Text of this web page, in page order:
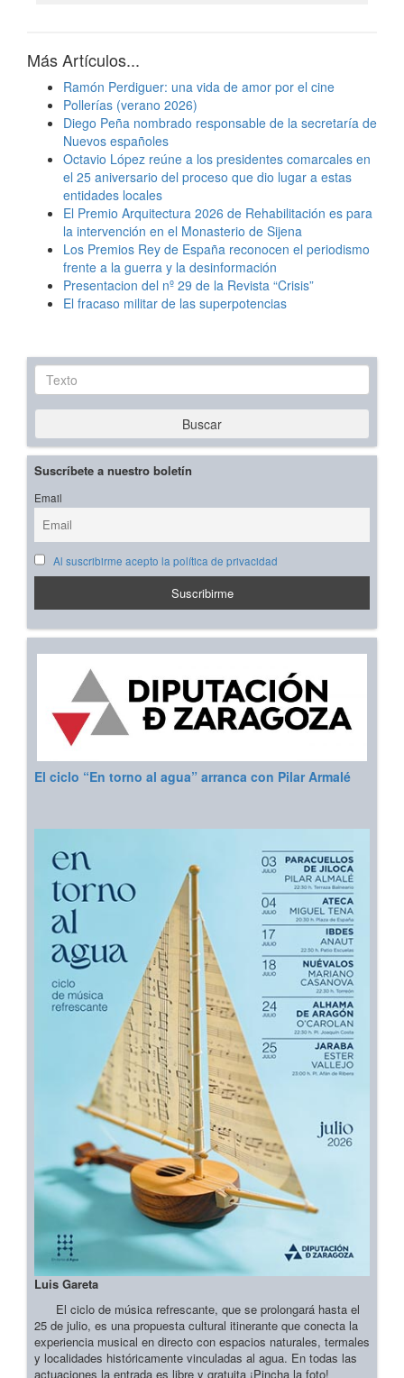
Más Artículos...
Ramón Perdiguer: una vida de amor por el cine
Pollerías (verano 2026)
Diego Peña nombrado responsable de la secretaría de
Nuevos españoles
Octavio López reúne a los presidentes comarcales en
el 25 aniversario del proceso que dio lugar a estas
entidades locales
El Premio Arquitectura 2026 de Rehabilitación es para
la intervención en el Monasterio de Sijena
Los Premios Rey de España reconocen el periodismo
frente a la guerra y la desinformación
Presentacion del nº 29 de la Revista “Crisis”
El fracaso militar de las superpotencias
Texto
Buscar
Suscríbete a nuestro boletín
Email
Al suscribirme acepto la política de privacidad
El ciclo “En torno al agua” arranca con Pilar Armalé
Luis Gareta
El ciclo de música refrescante, que se prolongará hasta el
25 de julio, es una propuesta cultural itinerante que conecta la
experiencia musical en directo con espacios naturales, termales
y localidades históricamente vinculadas al agua. En todas las
actuaciones la entrada es libre y gratuita ¡Pincha la foto!